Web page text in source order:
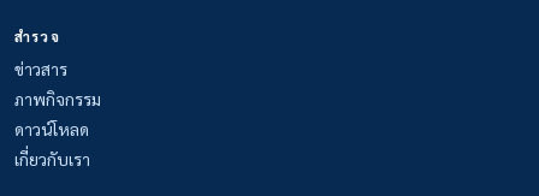
สำรวจ
ข่าวสาร
ภาพกิจกรรม
ดาวน์โหลด
เกี่ยวกับเรา